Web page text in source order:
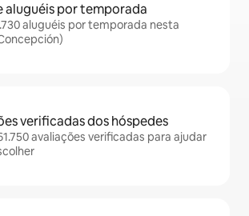
aluguéis por temporada
aluguéis por temporada nesta
verificadas dos hóspedes
avaliações verificadas para ajudar